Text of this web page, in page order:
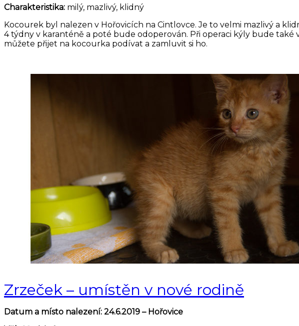
Charakteristika: milý, mazlivý, klidný
Kocourek byl nalezen v Hořovicích na Cintlovce. Je to velmi mazlivý a
4 týdny v karanténě a poté bude odoperován. Při operaci kýly bude
můžete přijet na kocourka podívat a zamluvit si ho.
Zrzeček – umístěn v nové rodině
Datum a místo nalezení: 24.6.2019 – Hořovice